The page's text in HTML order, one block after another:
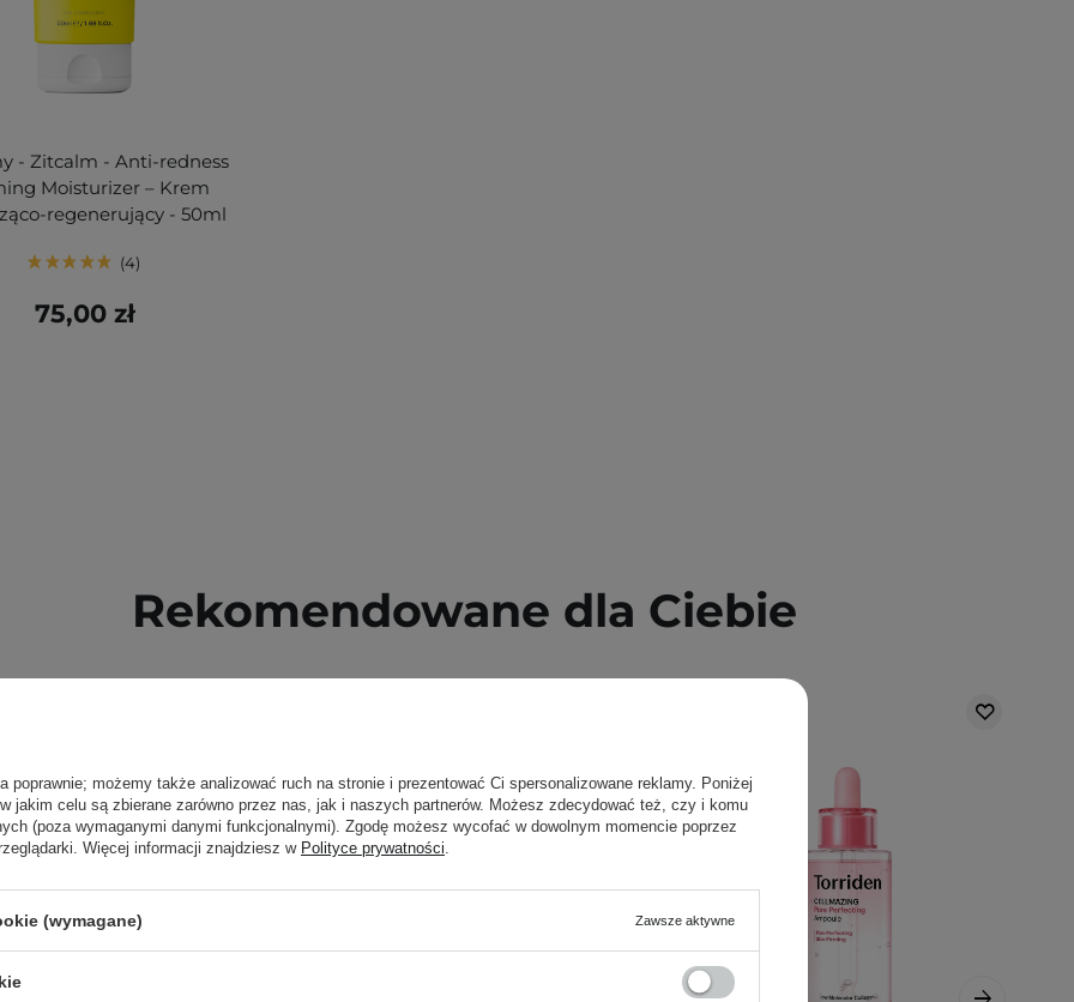
- Zitcalm - Anti-redness
Moisturizer – Krem
regenerujący - 50ml
4
75,00 zł
Rekomendowane dla Ciebie
poprawnie; możemy także analizować ruch na stronie i prezentować Ci spersonalizowane reklamy. Poniżej
jakim celu są zbierane zarówno przez nas, jak i naszych partnerów. Możesz zdecydować też, czy i komu
(poza wymaganymi danymi funkcjonalnymi). Zgodę możesz wycofać w dowolnym momencie poprzez
Więcej informacji znajdziesz w Polityce prywatności.
(wymagane) Zawsze aktywne